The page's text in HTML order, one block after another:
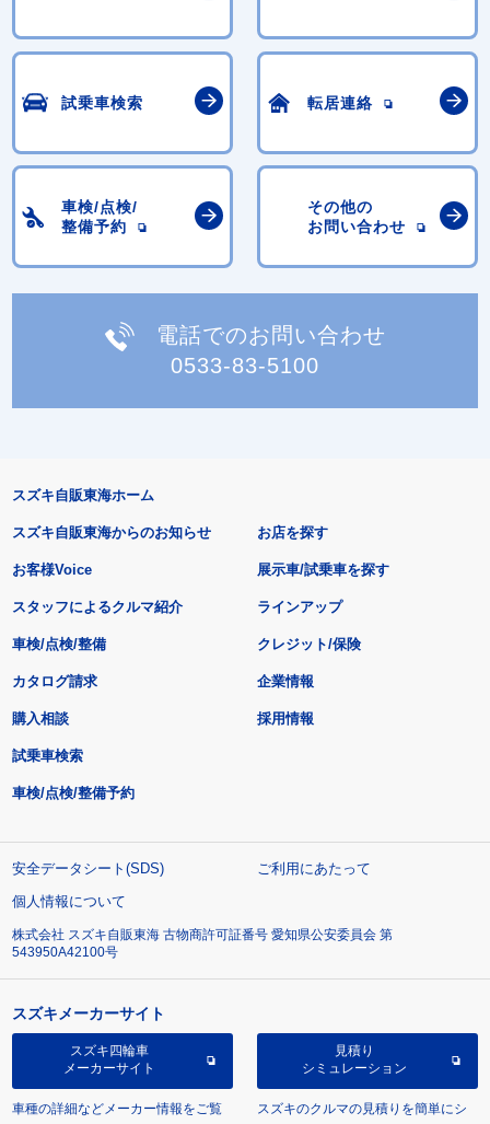
試乗車検索 転居連絡
車検/点検/
整備予約
その他の
お問い合わせ
電話でのお問い合わせ
0533-83-5100
スズキ自販東海ホーム
スズキ自販東海からのお知らせ
お客様Voice
スタッフによるクルマ紹介
お店を探す
展示車/試乗車を探す
ラインアップ
車検/点検/整備 クレジット/保険
カタログ請求
購入相談
試乗車検索
車検/点検/整備予約
企業情報
採用情報
安全データシート(SDS)
ご利用にあたって
個人情報について
株式会社 スズキ自販東海 古物商許可証番号 愛知県公安委員会 第
543950A42100号
スズキメーカーサイト
スズキ四輪車
メーカーサイト
車種の詳細などメーカー情報をご覧
見積り
シミュレーション
スズキのクルマの見積りを簡単にシ